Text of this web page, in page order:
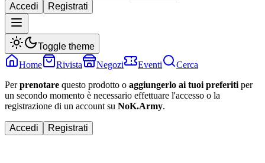
Accedi
Registrati
Toggle theme
Home
Rivista Negozi Eventi
Cerca
Perprenotare questo prodotto o aggiungerlo ai tuoi preferiti per
un secondo momento è necessario effettuare l'accesso o la
registrazione di un account su NoK.Army.
Accedi Registrati